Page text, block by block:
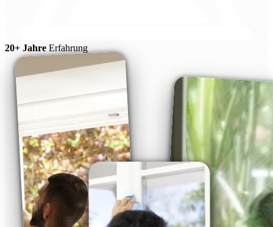
20+ Jahre Erfahrung